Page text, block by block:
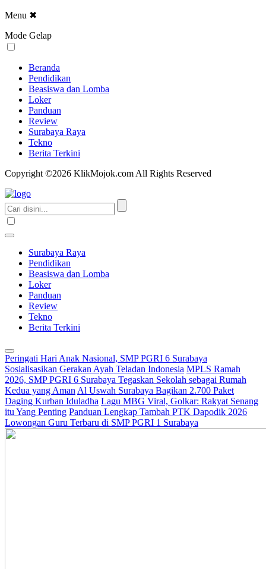
Menu ✖
Mode Gelap
Beranda
Pendidikan
Beasiswa dan Lomba
Loker
Panduan
Review
Surabaya Raya
Tekno
Berita Terkini
Copyright ©2026 KlikMojok.com All Rights Reserved
Surabaya Raya
Pendidikan
Beasiswa dan Lomba
Loker
Panduan
Review
Tekno
Berita Terkini
Peringati Hari Anak Nasional, SMP PGRI 6 Surabaya
Sosialisasikan Gerakan Ayah Teladan Indonesia MPLS Ramah
2026, SMP PGRI 6 Surabaya Tegaskan Sekolah sebagai Rumah
Kedua yang Aman Al Uswah Surabaya Bagikan 2.700 Paket
Daging Kurban Iduladha Lagu MBG Viral, Golkar: Rakyat Senang
itu Yang Penting Panduan Lengkap Tambah PTK Dapodik 2026
Lowongan Guru Terbaru di SMP PGRI 1 Surabaya